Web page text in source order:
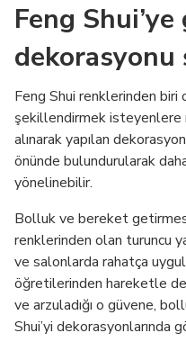
Feng Shui’ye
Feng Shui renklerinden
şekillendirmek isteyenlere
alınarak yapılan
önünde bulundurularak
yönelinebilir.
Bolluk ve bereket
renklerinden olan turuncu
ve salonlarda rahatça
öğretilerinden hareketle
ve arzuladığı o güvene,
Shui’yi dekorasyonlarında